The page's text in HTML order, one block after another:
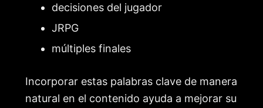
decisiones del jugador
JRPG
múltiples finales
Incorporar estas palabras clave de manera
natural en el contenido ayuda a mejorar su